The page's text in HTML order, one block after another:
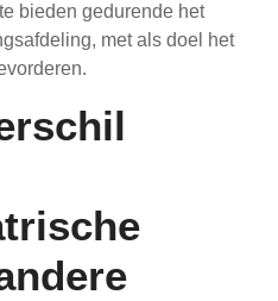
bieden gedurende het
met als doel het